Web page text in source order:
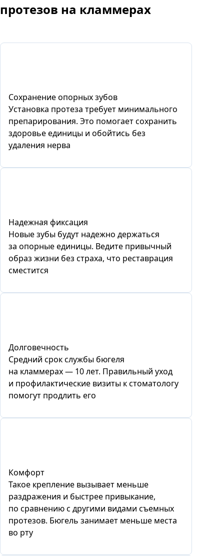
протезов на кламмерах
Сохранение опорных зубов
Установка протеза требует минимального
препарирования. Это помогает сохранить
здоровье единицы и обойтись без
удаления нерва
Надежная фиксация
Новые зубы будут надежно держаться
за опорные единицы. Ведите привычный
образ жизни без страха, что реставрация
сместится
Долговечность
Средний срок службы бюгеля
на кламмерах — 10 лет. Правильный уход
и профилактические визиты к стоматологу
помогут продлить его
Комфорт
Такое крепление вызывает меньше
раздражения и быстрее привыкание,
по сравнению с другими видами съемных
протезов. Бюгель занимает меньше места
во рту